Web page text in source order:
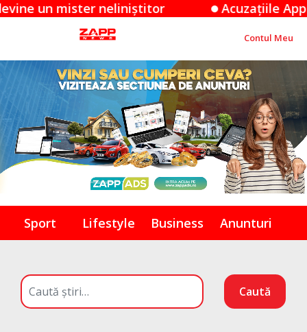
neliniștitor Acuzațiile Apple împotriva
Contul Meu
Sport Lifestyle Business Anunturi
Caută